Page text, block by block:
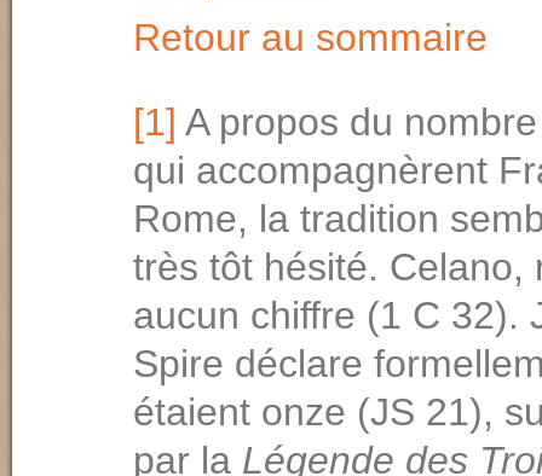
Retour au sommaire
[1] A propos du
qui accompagnèrent
Rome, la tradition
très tôt hésité. Celano,
aucun chiffre (1 C 32).
Spire déclare
étaient onze (JS 21),
par la Légende des